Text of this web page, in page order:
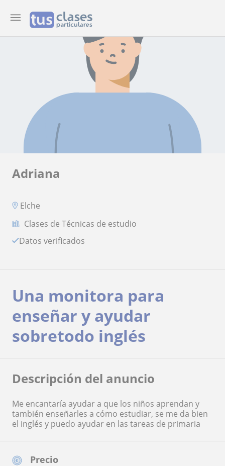
Adriana
Elche
Clases de Técnicas de estudio
Datos verificados
Precio
Una monitora para
enseñar y ayudar
sobretodo inglés
Descripción del anuncio
Me encantaría ayudar a que los niños aprendan y
también enseñarles a cómo estudiar, se me da bien
el inglés y puedo ayudar en las tareas de primaria